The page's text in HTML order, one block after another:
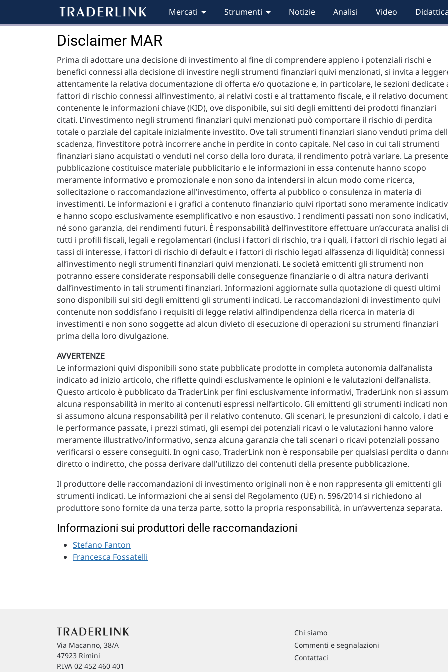
Mercati Strumenti Notizie Analisi Video
Disclaimer MAR
Prima di adottare una decisione di investimento al fine di comprendere appieno i potenziali rischi e
benefici connessi alla decisione di investire negli strumenti finanziari quivi menzionati, si invita a
attentamente la relativa documentazione di offerta e/o quotazione e, in particolare, le sezioni dedicate
fattori di rischio connessi all’investimento, ai relativi costi e al trattamento fiscale, e il relativo
contenente le informazioni chiave (KID), ove disponibile, sui siti degli emittenti dei prodotti finanziari
citati. L’investimento negli strumenti finanziari quivi menzionati può comportare il rischio di perdita
totale o parziale del capitale inizialmente investito. Ove tali strumenti finanziari siano venduti prima
scadenza, l’investitore potrà incorrere anche in perdite in conto capitale. Nel caso in cui tali strumenti
finanziari siano acquistati o venduti nel corso della loro durata, il rendimento potrà variare. La presente
pubblicazione costituisce materiale pubblicitario e le informazioni in essa contenute hanno scopo
meramente informativo e promozionale e non sono da intendersi in alcun modo come ricerca,
sollecitazione o raccomandazione all’investimento, offerta al pubblico o consulenza in materia di
investimenti. Le informazioni e i grafici a contenuto finanziario quivi riportati sono meramente
e hanno scopo esclusivamente esemplificativo e non esaustivo. I rendimenti passati non sono indicativi,
né sono garanzia, dei rendimenti futuri. È responsabilità dell’investitore effettuare un’accurata analisi di
tutti i profili fiscali, legali e regolamentari (inclusi i fattori di rischio, tra i quali, i fattori di rischio legati ai
tassi di interesse, i fattori di rischio di default e i fattori di rischio legati all’assenza di liquidità) connessi
all’investimento negli strumenti finanziari quivi menzionati. Le società emittenti gli strumenti non
potranno essere considerate responsabili delle conseguenze finanziarie o di altra natura derivanti
dall’investimento in tali strumenti finanziari. Informazioni aggiornate sulla quotazione di questi ultimi
sono disponibili sui siti degli emittenti gli strumenti indicati. Le raccomandazioni di investimento quivi
contenute non soddisfano i requisiti di legge relativi all’indipendenza della ricerca in materia di
investimenti e non sono soggette ad alcun divieto di esecuzione di operazioni su strumenti finanziari
prima della loro divulgazione.
AVVERTENZE
Le informazioni quivi disponibili sono state pubblicate prodotte in completa autonomia dall’analista
indicato ad inizio articolo, che riflette quindi esclusivamente le opinioni e le valutazioni dell’analista.
Questo articolo è pubblicato da TraderLink per fini esclusivamente informativi, TraderLink non si
alcuna responsabilità in merito ai contenuti espressi nell’articolo. Gli emittenti gli strumenti indicati non
si assumono alcuna responsabilità per il relativo contenuto. Gli scenari, le presunzioni di calcolo, i dati e
le performance passate, i prezzi stimati, gli esempi dei potenziali ricavi o le valutazioni hanno valore
meramente illustrativo/informativo, senza alcuna garanzia che tali scenari o ricavi potenziali possano
verificarsi o essere conseguiti. In ogni caso, TraderLink non è responsabile per qualsiasi perdita o
diretto o indiretto, che possa derivare dall’utilizzo dei contenuti della presente pubblicazione.
Il produttore delle raccomandazioni di investimento originali non è e non rappresenta gli emittenti gli
strumenti indicati. Le informazioni che ai sensi del Regolamento (UE) n. 596/2014 si richiedono al
produttore sono fornite da una terza parte, sotto la propria responsabilità, in un’avvertenza separata.
Informazioni sui produttori delle raccomandazioni
Stefano Fanton
Francesca Fossatelli
Via Macanno, 38/A
47923 Rimini
P.IVA 02 452 460 401
Chi siamo
Commenti e segnalazioni
Contattaci